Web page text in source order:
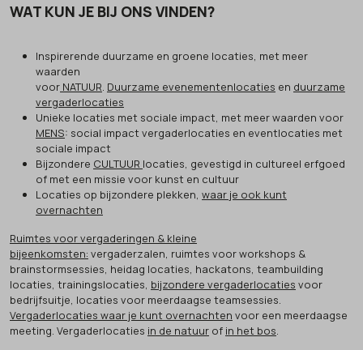
WAT KUN JE BIJ ONS VINDEN?
Inspirerende duurzame en groene locaties, met meer
waarden
voor NATUUR. Duurzame evenementenlocaties en duurzame
vergaderlocaties
Unieke locaties met sociale impact, met meer waarden voor
MENS: social impact vergaderlocaties en eventlocaties met
sociale impact
Bijzondere CULTUUR locaties, gevestigd in cultureel erfgoed
of met een missie voor kunst en cultuur
Locaties op bijzondere plekken, waar je ook kunt
overnachten
Ruimtes voor vergaderingen & kleine
bijeenkomsten: vergaderzalen, ruimtes voor workshops &
brainstormsessies, heidag locaties, hackatons, teambuilding
locaties, trainingslocaties, bijzondere vergaderlocaties voor
bedrijfsuitje, locaties voor meerdaagse teamsessies.
Vergaderlocaties waar je kunt overnachten voor een meerdaagse
meeting. Vergaderlocaties in de natuur of in het bos.